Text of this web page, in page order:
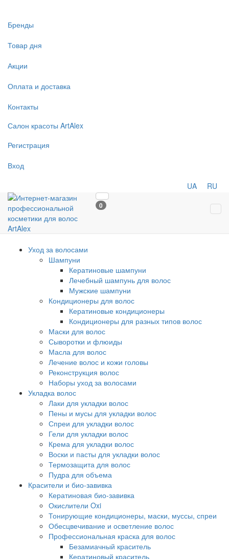
Бренды
Товар дня
Акции
Оплата и доставка
Контакты
Салон красоты ArtAlex
Регистрация
Вход
UA RU
0
Уход за волосами
Шампуни
Кератиновые шампуни
Лечебный шампунь для волос
Мужские шампуни
Кондиционеры для волос
Кератиновые кондиционеры
Кондиционеры для разных типов волос
Маски для волос
Сыворотки и флюиды
Масла для волос
Лечение волос и кожи головы
Реконструкция волос
Наборы уход за волосами
Укладка волос
Лаки для укладки волос
Пены и мусы для укладки волос
Спреи для укладки волос
Гели для укладки волос
Крема для укладки волос
Воски и пасты для укладки волос
Термозащита для волос
Пудра для объема
Красители и био-завивка
Кератиновая био-завивка
Окислители Oxi
Тонирующие кондиционеры, маски, муссы, спреи
Обесцвечивание и осветление волос
Профессиональная краска для волос
Безамиачный краситель
Кератиновый краситель